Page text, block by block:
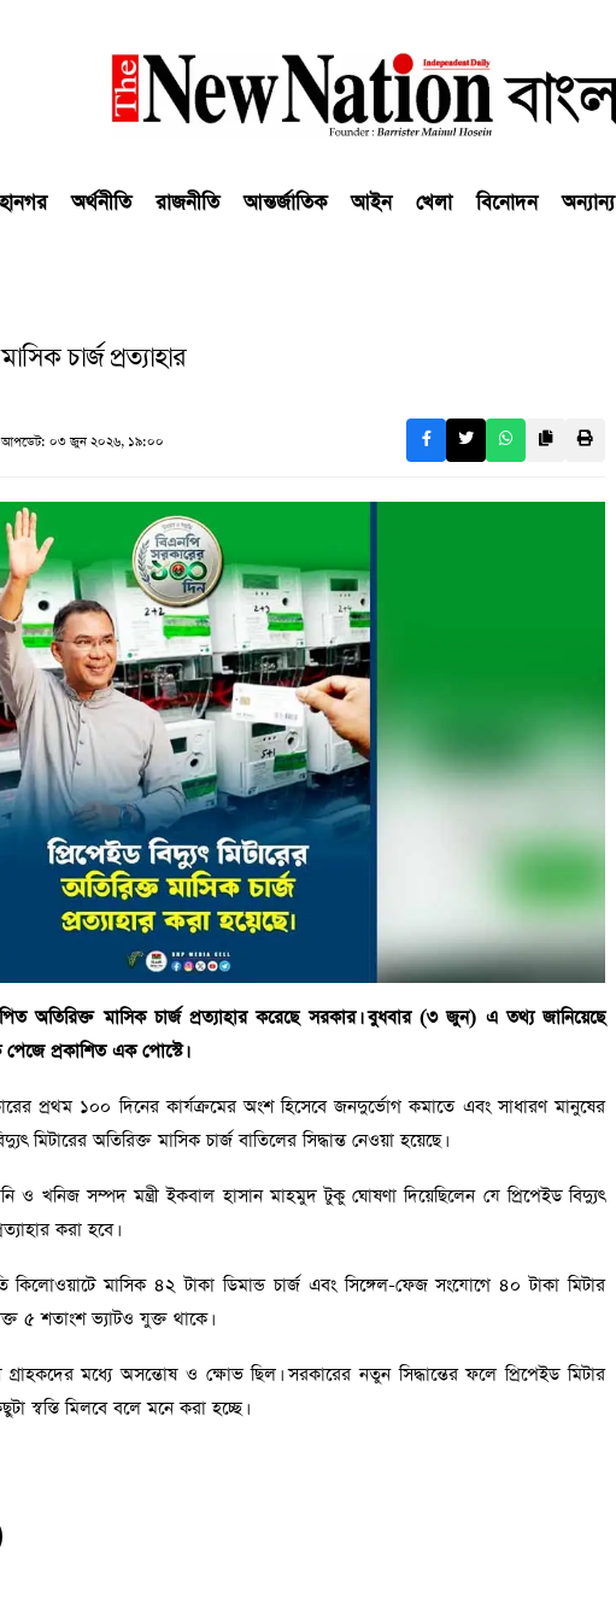
অর্থনীতি রাজনীতি আন্তর্জাতিক আইন খেলা বিনোদন অন্যান্য
চার্জ প্রত্যাহার
আপডেট: ০৩ জুন ২০২৬, ১৯:০০
অতিরিক্ত মাসিক চার্জ প্রত্যাহার করেছে সরকার। বুধবার (৩ জুন) এ তথ্য জানিয়েছে
প্রকাশিত এক পোস্টে।
প্রথম ১০০ দিনের কার্যক্রমের অংশ হিসেবে জনদুর্ভোগ কমাতে এবং সাধারণ মানুষের
মিটারের অতিরিক্ত মাসিক চার্জ বাতিলের সিদ্ধান্ত নেওয়া হয়েছে।
ও খনিজ সম্পদ মন্ত্রী ইকবাল হাসান মাহমুদ টুকু ঘোষণা দিয়েছিলেন যে প্রিপেইড বিদ্যুৎ
করা হবে।
কিলোওয়াটে মাসিক ৪২ টাকা ডিমান্ড চার্জ এবং সিঙ্গেল-ফেজ সংযোগে ৪০ টাকা মিটার
৫ শতাংশ ভ্যাটও যুক্ত থাকে।
গ্রাহকদের মধ্যে অসন্তোষ ও ক্ষোভ ছিল। সরকারের নতুন সিদ্ধান্তের ফলে প্রিপেইড মিটার
স্বস্তি মিলবে বলে মনে করা হচ্ছে।